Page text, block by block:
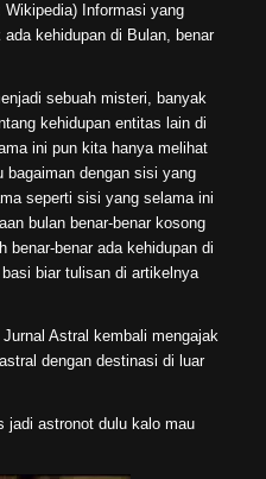
Informasi yang
kehidupan di Bulan, benar
sebuah misteri, banyak
kehidupan entitas lain di
ini pun kita hanya melihat
bagaiman dengan sisi yang
seperti sisi yang selama ini
bulan benar-benar kosong
benar-benar ada kehidupan di
biar tulisan di artikelnya
Astral kembali mengajak
dengan destinasi di luar
jadi astronot dulu kalo mau